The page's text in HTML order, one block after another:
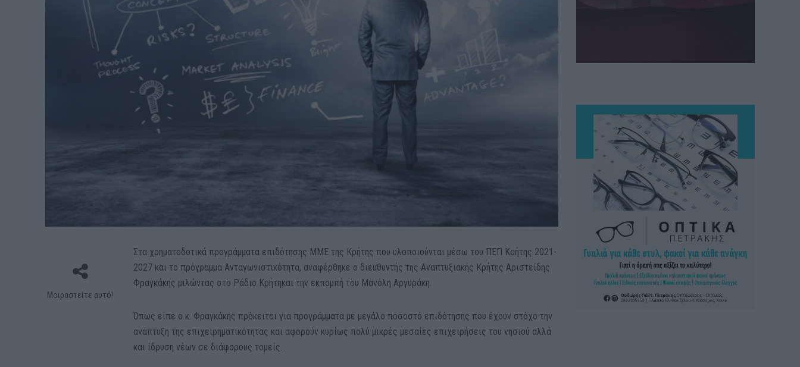
Μοιραστείτε αυτό!
Στα χρηματοδοτικά προγράμματα επιδότησης ΜΜΕ της Κρήτης που υλοποιούνται μέσω του ΠΕΠ Κρήτης 2021-
2027 και το πρόγραμμα Ανταγωνιστικότητα, αναφέρθηκε ο διευθυντής της Αναπτυξιακής Κρήτης Αριστείδης
Φραγκάκης μιλώντας στο Ράδιο Κρήτηκαι την εκπομπή του Μανόλη Αργυράκη.
Όπως είπε ο κ. Φραγκάκης πρόκειται για προγράμματα με μεγάλο ποσοστό επιδότησης που έχουν στόχο την
ανάπτυξη της επιχειρηματικότητας και αφορούν κυρίως πολύ μικρές μεσαίες επιχειρήσεις του νησιού αλλά
και ίδρυση νέων σε διάφορους τομείς.